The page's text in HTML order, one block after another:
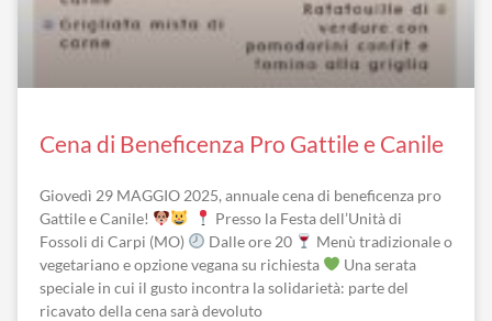
Cena di Beneficenza Pro Gattile e Canile
Giovedì 29 MAGGIO 2025, annuale cena di beneficenza pro
Gattile e Canile!
Presso la Festa dell’Unità di
Fossoli di Carpi (MO)
Dalle ore 20
Menù tradizionale o
vegetariano e opzione vegana su richiesta
Una serata
speciale in cui il gusto incontra la solidarietà: parte del
ricavato della cena sarà devoluto